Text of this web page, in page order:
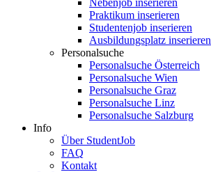
Nebenjob inserieren
Praktikum inserieren
Studentenjob inserieren
Ausbildungsplatz inserieren
Personalsuche
Personalsuche Österreich
Personalsuche Wien
Personalsuche Graz
Personalsuche Linz
Personalsuche Salzburg
Info
Über StudentJob
FAQ
Kontakt